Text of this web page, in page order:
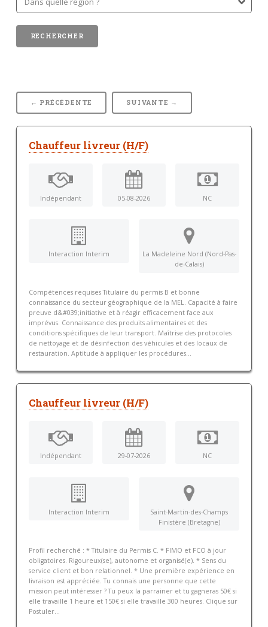
← PRÉCÉDENTE SUIVANTE →
Chauffeur livreur (H/F)
Indépendant 05-08-2026 NC
Interaction Interim
La Madeleine Nord (Nord-Pas-
de-Calais)
Compétences requises Titulaire du permis B et bonne
connaissance du secteur géographique de la MEL. Capacité à faire
preuve d&#039;initiative et à réagir efficacement face aux
imprévus. Connaissance des produits alimentaires et des
conditions spécifiques de leur transport. Maîtrise des protocoles
de nettoyage et de désinfection des véhicules et des locaux de
restauration. Aptitude à appliquer les procédures...
Chauffeur livreur (H/F)
Indépendant 29-07-2026 NC
Interaction Interim
Saint-Martin-des-Champs
Finistère (Bretagne)
Profil recherché : * Titulaire du Permis C. * FIMO et FCO à jour
obligatoires. Rigoureux(se), autonome et organisé(e). * Sens du
service client et bon relationnel. * Une première expérience en
livraison est appréciée. Tu connais une personne que cette
mission peut intéresser ? Tu peux la parrainer et tu gagneras 50€ si
elle travaille 1 heure et 150€ si elle travaille 300 heures. Clique sur
Postuler...